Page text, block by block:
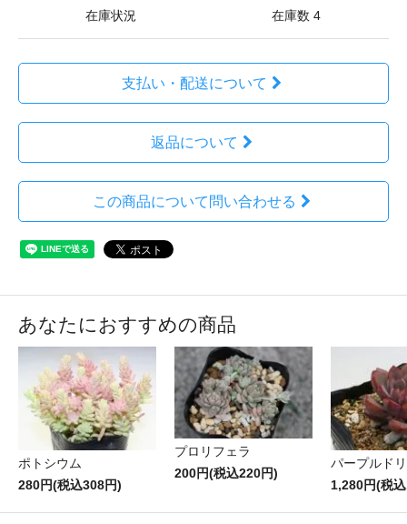
在庫状況 在庫数 4
支払い・配送について
返品について
この商品について問い合わせる
あなたにおすすめの商品
ポトシウム
280円(税込308円)
プロリフェラ
200円(税込220円)
パープルド
1,280円(税